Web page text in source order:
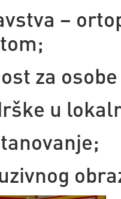
–
za
u